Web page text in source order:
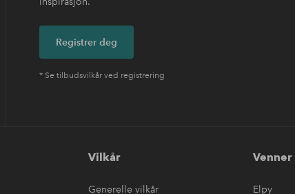
Registrer deg
* Se tilbudsvilkår ved registrering
Vilkår
Generelle vilkår
Venner
Elpy